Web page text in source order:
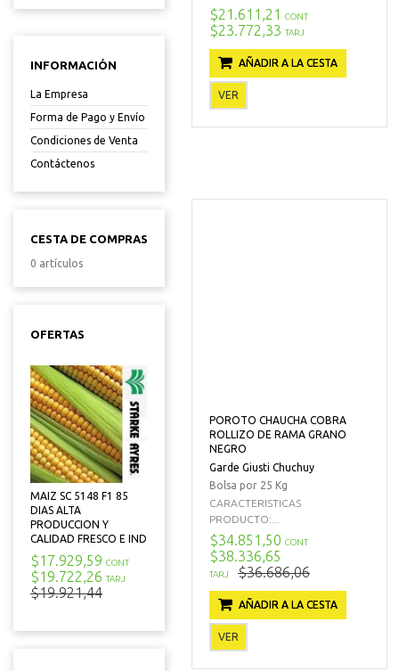
INFORMACIÓN
La Empresa
Forma de Pago y Envío
Condiciones de Venta
Contáctenos
CESTA DE COMPRAS
0 artículos
OFERTAS
MAIZ SC 5148 F1 85
DIAS ALTA
PRODUCCION Y
CALIDAD FRESCO E IND
$17.929,59 CONT
$19.722,26 TARJ
$19.921,44
$21.611,21 CONT
$23.772,33 TARJ
AÑADIR A LA CESTA
VER
POROTO CHAUCHA COBRA
ROLLIZO DE RAMA GRANO
NEGRO
Garde Giusti Chuchuy
Bolsa por 25 Kg
CARACTERISTICAS
PRODUCTO:...
$34.851,50 CONT
$38.336,65
TARJ $36.686,06
AÑADIR A LA CESTA
VER